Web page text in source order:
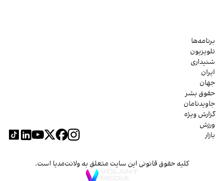
برنامه‌ها
تلویزیون
شنیداری
ایران
جهان
حقوق بشر
جاویدنامان
گزارش ویژه
ورزش
بازار
کلیه حقوق قانونی این سایت متعلق به ولانت‌مدیا است.